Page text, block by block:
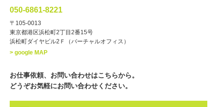
・年齢
・出身地 北海道 東北
その他
050-6861-8221
〒105-0013
東京都港区浜松町2丁目2番15号
浜松町ダイヤビル2Ｆ（バーチャルオフィス）
> google MAP
お仕事依頼、お問い合わせはこちらから。
どうぞお気軽にお問い合わせください。